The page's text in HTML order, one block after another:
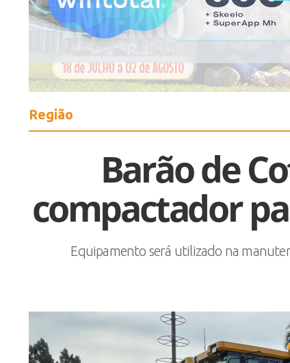
Região
Barão de
compactador
Equipamento será utilizado na